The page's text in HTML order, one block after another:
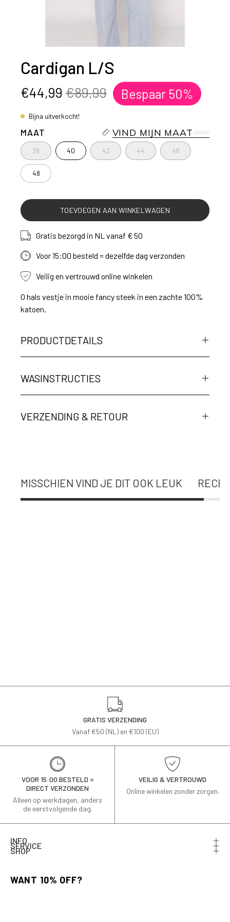
Cardigan L/S
€44,99 €89,99 Bespaar 50%
Bijna uitverkocht!
MAAT VIND MIJN MAAT
38 40 42 44 46
48
TOEVOEGEN AAN WINKELWAGEN
Gratis bezorgd in NL vanaf € 50
Voor 15:00 besteld = dezelfde dag verzonden
Veilig en vertrouwd online winkelen
O hals vestje in mooie fancy steek in een zachte 100%
katoen.
PRODUCTDETAILS
WASINSTRUCTIES
VERZENDING & RETOUR
MISSCHIEN VIND JE DIT OOK LEUK
GRATIS VERZENDING
Vanaf €50 (NL) en €100 (EU)
VOOR 15:00 BESTELD =
DIRECT VERZONDEN
Alleen op werkdagen, anders
de eerstvolgende dag.
VEILIG & VERTROUWD
Online winkelen zonder zorgen.
INFO
SERVICE
SHOP